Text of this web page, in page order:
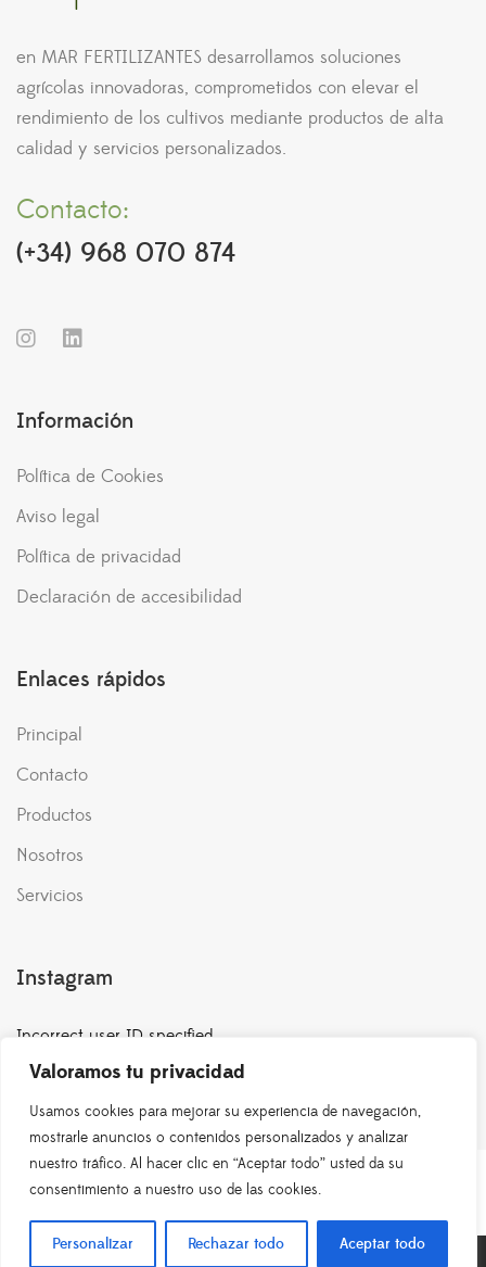
Valoramos tu privacidad
Usamos cookies para mejorar su experiencia de navegación,
mostrarle anuncios o contenidos personalizados y analizar
nuestro tráfico. Al hacer clic en “Aceptar todo” usted da su
consentimiento a nuestro uso de las cookies.
Personalizar Rechazar todo Aceptar todo
en MAR FERTILIZANTES desarrollamos soluciones
agrícolas innovadoras, comprometidos con elevar el
rendimiento de los cultivos mediante productos de alta
calidad y servicios personalizados.
Contacto:
(+34) 968 070 874
Información
Política de Cookies
Aviso legal
Política de privacidad
Declaración de accesibilidad
Enlaces rápidos
Principal
Contacto
Productos
Nosotros
Servicios
Instagram
Incorrect user ID specified.
MAR FERTILIZANTES SLU – Todos los derechos reservados